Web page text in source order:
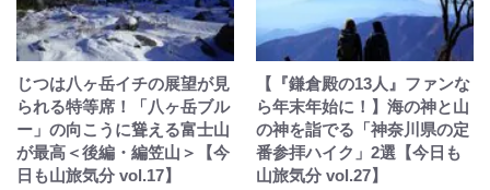
じつは八ヶ岳イチの展望が見
られる特等席！「八ヶ岳ブル
ー」の向こうに聳える富士山
が最高＜後編・編笠山＞【今
日も山旅気分 vol.17】
【『鎌倉殿の13人』ファンな
ら年末年始に！】海の神と山
の神を詣でる「神奈川県の定
番参拝ハイク」2選【今日も
山旅気分 vol.27】